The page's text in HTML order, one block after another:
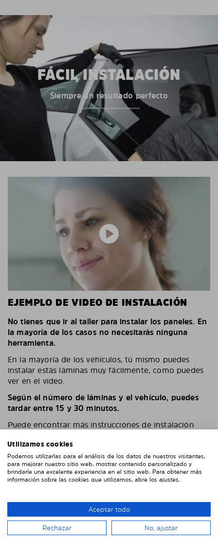
FÁCIL INSTALACIÓN
Siempre un resultado perfecto
EJEMPLO DE VIDEO DE INSTALACIÓN
No tienes que ir al taller para instalar los paneles. En
la mayoría de los casos no necesitarás ninguna
herramienta.
En la mayoría de los vehículos, tú mismo puedes
instalar estás láminas muy fácilmente, como puedes
ver en el video.
Según el número de láminas y el vehículo, puedes
tardar entre 15 y 30 minutos.
Puede encontrar más instrucciones de instalación
Si tienes algún problema o pregunta durante el
montaje, no dudes en ponerte en contacto con
nosotros. Envíanos algunas fotos, eso nos ayudará
mucho.
Instalar las láminas solares en el
vehículo
Utilizamos cookies
Podemos utilizarlas para el análisis de los datos de nuestros visitantes,
para mejorar nuestro sitio web, mostrar contenido personalizado y
brindarle una excelente experiencia en el sitio web. Para obtener más
información sobre las cookies que utilizamos, abre los ajustes.
Aceptar todo
Rechazar No, ajustar